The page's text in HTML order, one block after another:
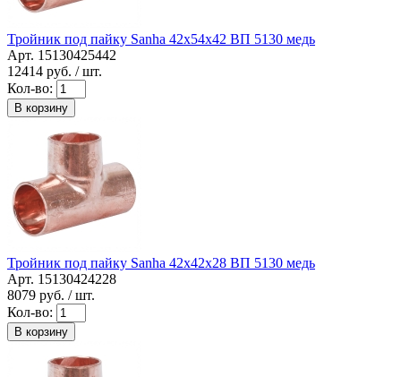
Тройник под пайку Sanha 42x54x42 ВП 5130 медь
Арт. 15130425442
12414 руб. / шт.
Кол-во:
В корзину
Тройник под пайку Sanha 42x42x28 ВП 5130 медь
Арт. 15130424228
8079 руб. / шт.
Кол-во:
В корзину